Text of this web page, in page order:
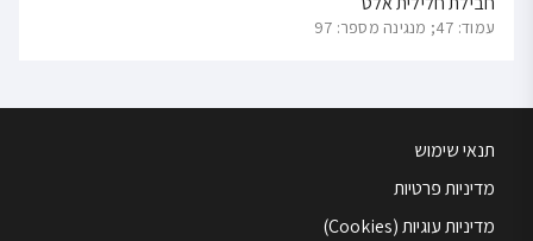
עמוד: 47; מנגינה מספר: 97
תנאי שימוש
מדיניות פרטיות
מדיניות עוגיות (Cookies)